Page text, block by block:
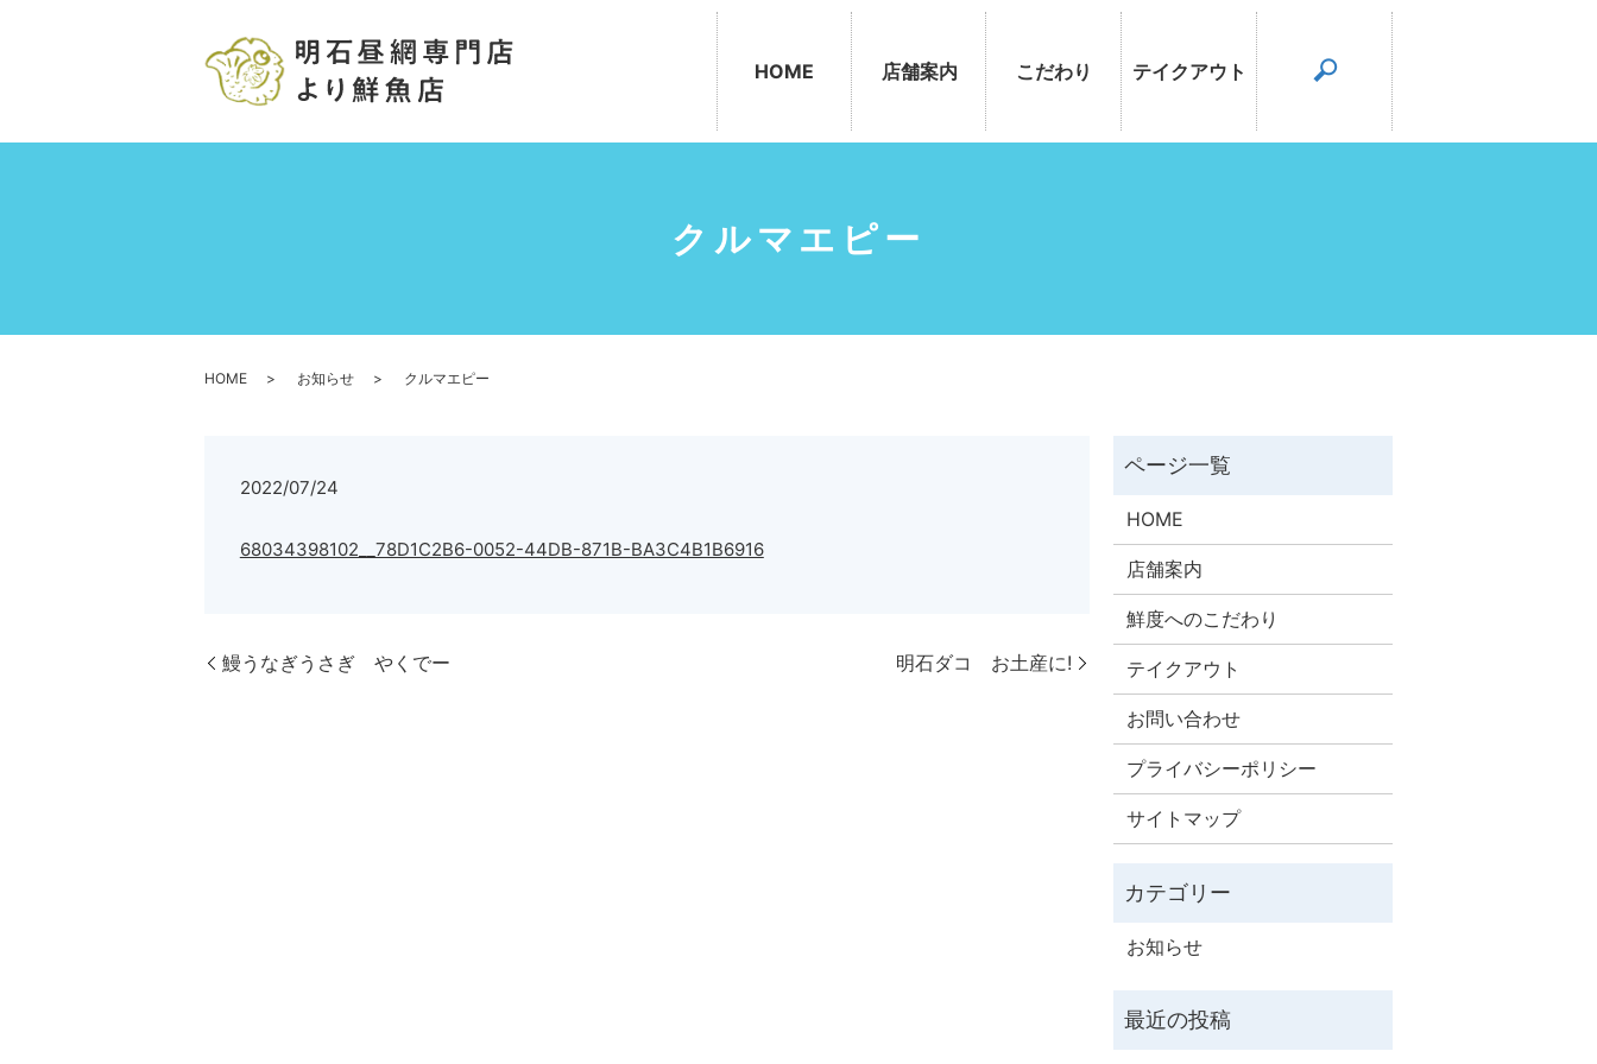
HOME 店舗案内 こだわり テイクアウト
search
クルマエピー
HOME お知らせ クルマエピー
2022/07/24
68034398102__78D1C2B6-0052-44DB-871B-BA3C4B1B6916
鰻うなぎうさぎ やくでー 明石ダコ お土産に!
HOME
店舗案内
鮮度へのこだわり
テイクアウト
お問い合わせ
プライバシーポリシー
サイトマップ
お知らせ